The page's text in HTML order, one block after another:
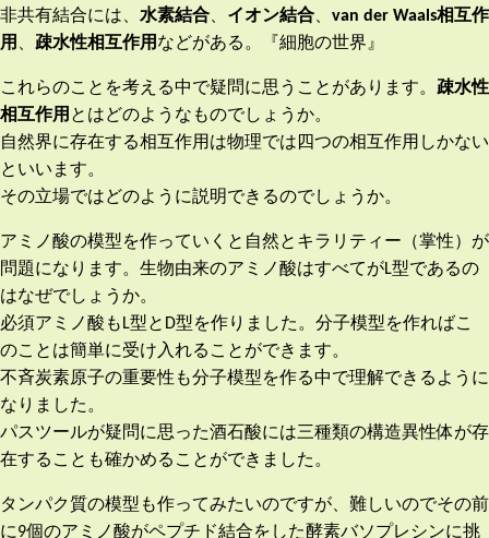
非共有結合には、 水素結合、 イオン結合、 van der Waals相互作
用 、 疎水性相互作用 などがある。『細胞の世界』
これらのことを考える中で疑問に思うことがあります。 疎水性
相互作用 とはどのようなものでしょうか。
自然界に存在する相互作用は物理では四つの相互作用しかない
といいます。
その立場ではどのように説明できるのでしょうか。
アミノ酸の模型を作っていくと自然とキラリティー（掌性）が
問題になります。生物由来のアミノ酸はすべてがL型であるの
はなぜでしょうか。
必須アミノ酸もL型とD型を作りました。分子模型を作ればこ
のことは簡単に受け入れることができます。
不斉炭素原子の重要性も分子模型を作る中で理解できるように
なりました。
パスツールが疑問に思った酒石酸には三種類の構造異性体が存
在することも確かめることができました。
タンパク質の模型も作ってみたいのですが、難しいのでその前
に9個のアミノ酸がペプチド結合をした酵素バソプレシンに挑